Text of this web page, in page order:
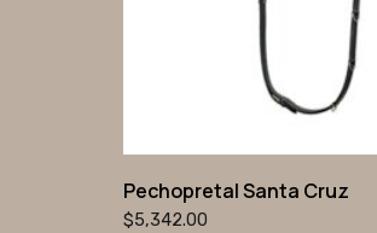
Pechopretal Santa Cruz
$5,342.00